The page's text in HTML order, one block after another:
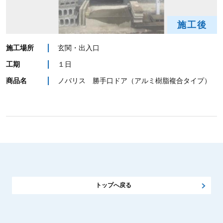
施工後
施工場所 玄関・出入口
工期 １日
商品名 ノバリス 勝手口ドア（アルミ樹脂複合タイプ）
トップへ戻る